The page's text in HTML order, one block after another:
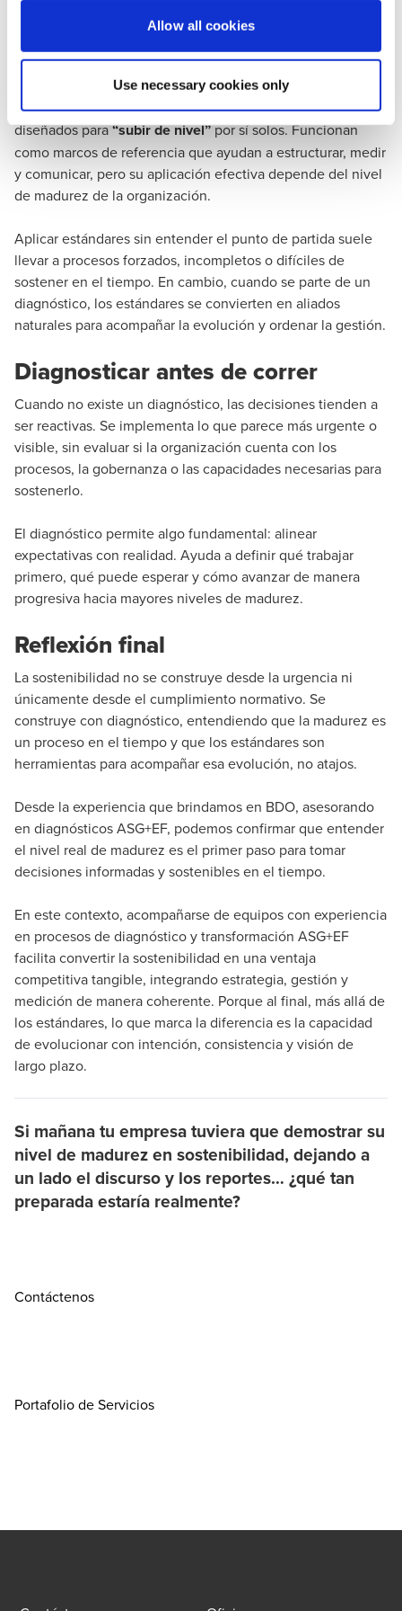
Allow all cookies
Use necessary cookies only
para avanzar con criterio.
¿Dónde entran los estándares?
Aquí es donde muchas veces se genera confusión.
Estándares como GRI, SASB, IFRS/ISSB o EFRAG no están
diseñados para“subir de nivel”por sí solos. Funcionan
como marcos de referencia que ayudan a estructurar, medir
y comunicar, pero su aplicación efectiva depende del nivel
de madurez de la organización.
Aplicar estándares sin entender el punto de partida suele
llevar a procesos forzados, incompletos o difíciles de
sostener en el tiempo. En cambio, cuando se parte de un
diagnóstico, los estándares se convierten en aliados
naturales para acompañar la evolución y ordenar la gestión.
Diagnosticar antes de correr
Cuando no existe un diagnóstico, las decisiones tienden a
ser reactivas. Se implementa lo que parece más urgente o
visible, sin evaluar si la organización cuenta con los
procesos, la gobernanza o las capacidades necesarias para
sostenerlo.
El diagnóstico permite algo fundamental: alinear
expectativas con realidad. Ayuda a definir qué trabajar
primero, qué puede esperar y cómo avanzar de manera
progresiva hacia mayores niveles de madurez.
Reflexión final
La sostenibilidad no se construye desde la urgencia ni
únicamente desde el cumplimiento normativo. Se
construye con diagnóstico, entendiendo que la madurez es
un proceso en el tiempo y que los estándares son
herramientas para acompañar esa evolución, no atajos.
Desde la experiencia que brindamos en BDO, asesorando
en diagnósticos ASG+EF, podemos confirmar que entender
el nivel real de madurez es el primer paso para tomar
decisiones informadas y sostenibles en el tiempo.
En este contexto, acompañarse de equipos con experiencia
en procesos de diagnóstico y transformación ASG+EF
facilita convertir la sostenibilidad en una ventaja
competitiva tangible, integrando estrategia, gestión y
medición de manera coherente. Porque al final, más allá de
los estándares, lo que marca la diferencia es la capacidad
de evolucionar con intención, consistencia y visión de
largo plazo.
Si mañana tu empresa tuviera que demostrar su
nivel de madurez en sostenibilidad, dejando a
un lado el discurso y los reportes… ¿qué tan
preparada estaría realmente?
Contáctenos
Portafolio de Servicios